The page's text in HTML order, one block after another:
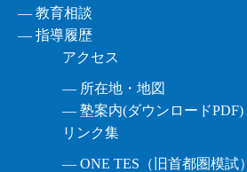
― 教育相談
― 指導履歴
アクセス
― 所在地・地図
― 塾案内(ダウンロードPDF)
リンク集
― ONE TES（旧首都圏模試）